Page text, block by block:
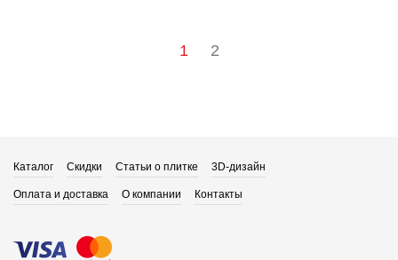
1 2
Каталог Скидки Статьи о плитке 3D-дизайн
Оплата и доставка О компании Контакты